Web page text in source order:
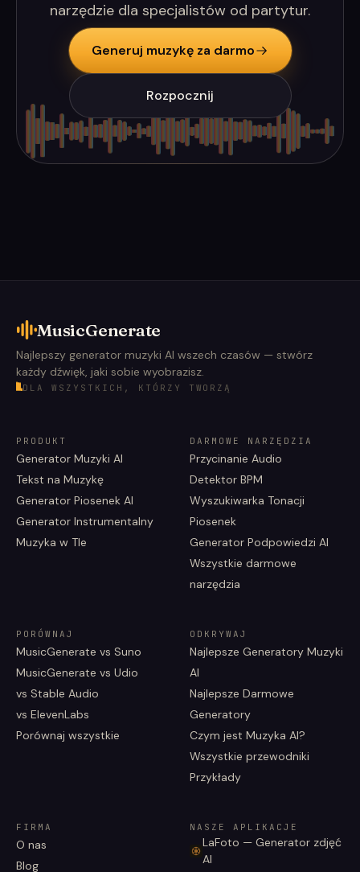
narzędzie dla specjalistów od partytur.
Generuj muzykę za darmo
Rozpocznij
MusicGenerate
Najlepszy generator muzyki AI wszech czasów — stwórz
każdy dźwięk, jaki sobie wyobrazisz.
DLA WSZYSTKICH, KTÓRZY TWORZĄ
PRODUKT
Generator Muzyki AI
Tekst na Muzykę
Generator Piosenek AI
Generator Instrumentalny
Muzyka w Tle
DARMOWE NARZĘDZIA
Przycinanie Audio
Detektor BPM
Wyszukiwarka Tonacji
Piosenek
Generator Podpowiedzi AI
Wszystkie darmowe
narzędzia
PORÓWNAJ
MusicGenerate vs Suno
MusicGenerate vs Udio
vs Stable Audio
vs ElevenLabs
Porównaj wszystkie
ODKRYWAJ
Najlepsze Generatory Muzyki
AI
Najlepsze Darmowe
Generatory
Czym jest Muzyka AI?
Wszystkie przewodniki
Przykłady
FIRMA
O nas
Blog
NASZE APLIKACJE
LaFoto — Generator zdjęć
AI